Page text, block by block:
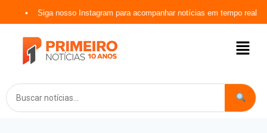
Siga nosso Instagram para acompanhar notícias em tempo real